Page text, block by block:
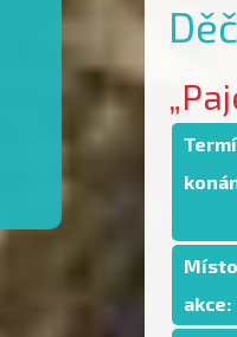
Místo
akce: